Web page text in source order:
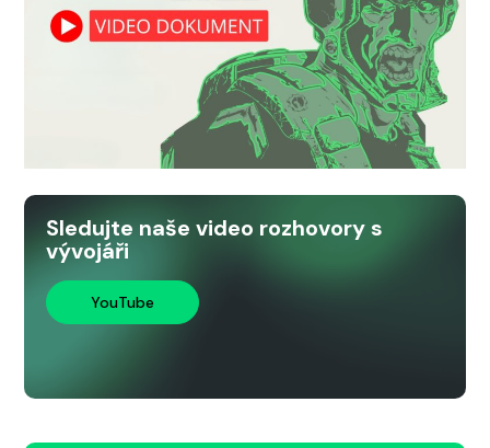
Sledujte naše video rozhovory s
vývojáři
YouTube